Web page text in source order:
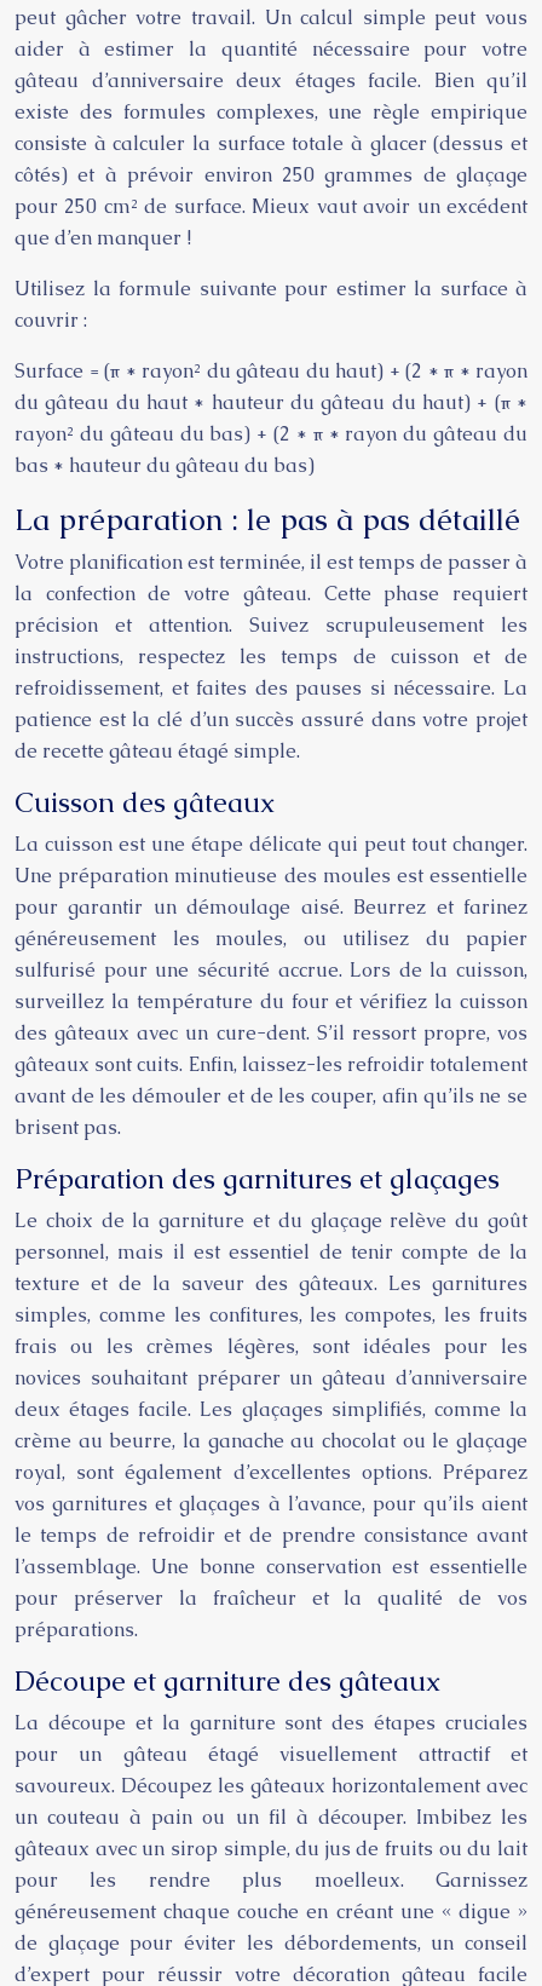
peut gâcher votre travail. Un calcul simple peut vous
aider à estimer la quantité nécessaire pour votre
gâteau d’anniversaire deux étages facile. Bien qu’il
existe des formules complexes, une règle empirique
consiste à calculer la surface totale à glacer (dessus et
côtés) et à prévoir environ 250 grammes de glaçage
pour 250 cm² de surface. Mieux vaut avoir un excédent
que d’en manquer !
Utilisez la formule suivante pour estimer la surface à
couvrir :
Surface = (π * rayon² du gâteau du haut) + (2 * π * rayon
du gâteau du haut * hauteur du gâteau du haut) + (π *
rayon² du gâteau du bas) + (2 * π * rayon du gâteau du
bas * hauteur du gâteau du bas)
La préparation : le pas à pas détaillé
Votre planification est terminée, il est temps de passer à
la confection de votre gâteau. Cette phase requiert
précision et attention. Suivez scrupuleusement les
instructions, respectez les temps de cuisson et de
refroidissement, et faites des pauses si nécessaire. La
patience est la clé d’un succès assuré dans votre projet
de recette gâteau étagé simple.
Cuisson des gâteaux
La cuisson est une étape délicate qui peut tout changer.
Une préparation minutieuse des moules est essentielle
pour garantir un démoulage aisé. Beurrez et farinez
généreusement les moules, ou utilisez du papier
sulfurisé pour une sécurité accrue. Lors de la cuisson,
surveillez la température du four et vérifiez la cuisson
des gâteaux avec un cure-dent. S’il ressort propre, vos
gâteaux sont cuits. Enfin, laissez-les refroidir totalement
avant de les démouler et de les couper, afin qu’ils ne se
brisent pas.
Préparation des garnitures et glaçages
Le choix de la garniture et du glaçage relève du goût
personnel, mais il est essentiel de tenir compte de la
texture et de la saveur des gâteaux. Les garnitures
simples, comme les confitures, les compotes, les fruits
frais ou les crèmes légères, sont idéales pour les
novices souhaitant préparer un gâteau d’anniversaire
deux étages facile. Les glaçages simplifiés, comme la
crème au beurre, la ganache au chocolat ou le glaçage
royal, sont également d’excellentes options. Préparez
vos garnitures et glaçages à l’avance, pour qu’ils aient
le temps de refroidir et de prendre consistance avant
l’assemblage. Une bonne conservation est essentielle
pour préserver la fraîcheur et la qualité de vos
préparations.
Découpe et garniture des gâteaux
La découpe et la garniture sont des étapes cruciales
pour un gâteau étagé visuellement attractif et
savoureux. Découpez les gâteaux horizontalement avec
un couteau à pain ou un fil à découper. Imbibez les
gâteaux avec un sirop simple, du jus de fruits ou du lait
pour les rendre plus moelleux. Garnissez
généreusement chaque couche en créant une « digue »
de glaçage pour éviter les débordements, un conseil
d’expert pour réussir votre décoration gâteau facile